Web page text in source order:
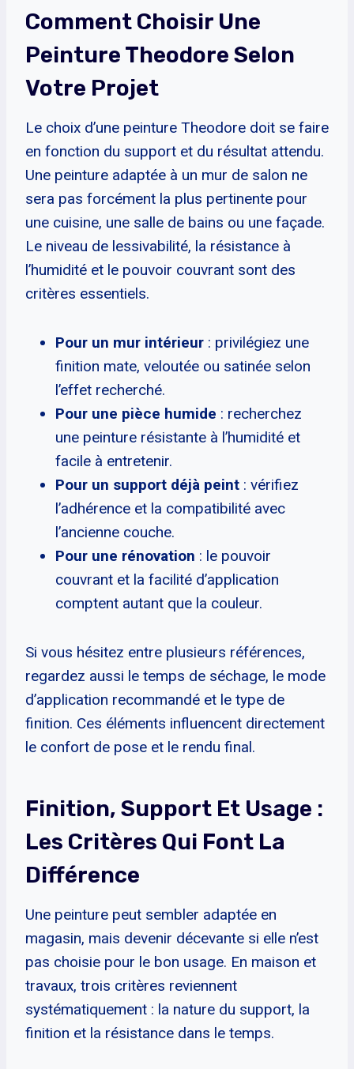
Comment Choisir Une
Peinture Theodore Selon
Votre Projet
Le choix d’une peinture Theodore doit se faire
en fonction du support et du résultat attendu.
Une peinture adaptée à un mur de salon ne
sera pas forcément la plus pertinente pour
une cuisine, une salle de bains ou une façade.
Le niveau de lessivabilité, la résistance à
l’humidité et le pouvoir couvrant sont des
critères essentiels.
Pour un mur intérieur : privilégiez une
finition mate, veloutée ou satinée selon
l’effet recherché.
Pour une pièce humide : recherchez
une peinture résistante à l’humidité et
facile à entretenir.
Pour un support déjà peint : vérifiez
l’adhérence et la compatibilité avec
l’ancienne couche.
Pour une rénovation : le pouvoir
couvrant et la facilité d’application
comptent autant que la couleur.
Si vous hésitez entre plusieurs références,
regardez aussi le temps de séchage, le mode
d’application recommandé et le type de
finition. Ces éléments influencent directement
le confort de pose et le rendu final.
Finition, Support Et Usage :
Les Critères Qui Font La
Différence
Une peinture peut sembler adaptée en
magasin, mais devenir décevante si elle n’est
pas choisie pour le bon usage. En maison et
travaux, trois critères reviennent
systématiquement : la nature du support, la
finition et la résistance dans le temps.